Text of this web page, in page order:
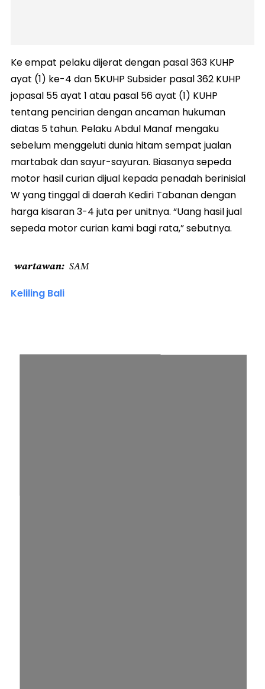
Ke empat pelaku dijerat dengan pasal 363 KUHP
ayat (1) ke-4 dan 5KUHP Subsider pasal 362 KUHP
jopasal 55 ayat 1 atau pasal 56 ayat (1) KUHP
tentang pencirian dengan ancaman hukuman
diatas 5 tahun. Pelaku Abdul Manaf mengaku
sebelum menggeluti dunia hitam sempat jualan
martabak dan sayur-sayuran. Biasanya sepeda
motor hasil curian dijual kepada penadah berinisial
W yang tinggal di daerah Kediri Tabanan dengan
harga kisaran 3-4 juta per unitnya. “Uang hasil jual
sepeda motor curian kami bagi rata,” sebutnya.
wartawan SAM
Keliling Bali